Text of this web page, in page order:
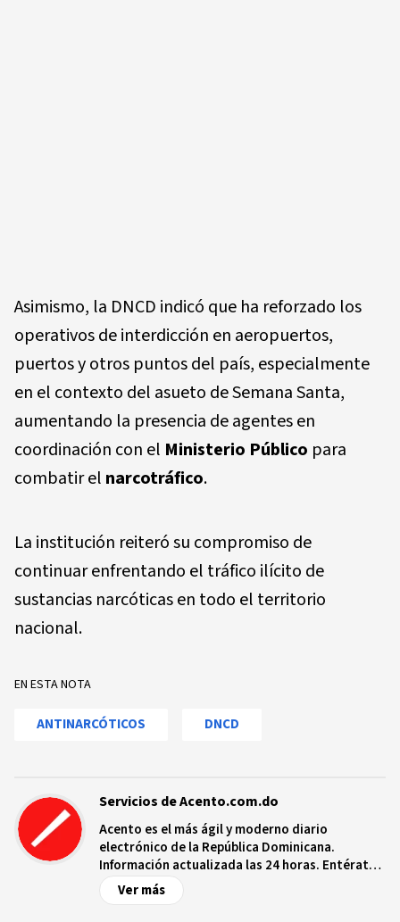
Asimismo, la DNCD indicó que ha reforzado los
operativos de interdicción en aeropuertos,
puertos y otros puntos del país, especialmente
en el contexto del asueto de Semana Santa,
aumentando la presencia de agentes en
coordinación con el Ministerio Público para
combatir el narcotráfico.
La institución reiteró su compromiso de
continuar enfrentando el tráfico ilícito de
sustancias narcóticas en todo el territorio
nacional.
EN ESTA NOTA
ANTINARCÓTICOS DNCD
Servicios de Acento.com.do
Acento es el más ágil y moderno diario
electrónico de la República Dominicana.
Información actualizada las 24 horas. Entérate
de las noticias y sucesos más importantes a
nivel nacional e internacional, videos y fotos
Ver más